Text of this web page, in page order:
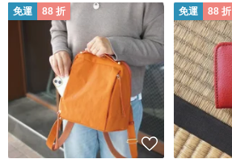
免運 88 折 免運 88 折